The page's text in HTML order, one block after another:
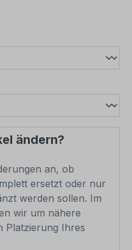
ändern?
an, ob
ersetzt oder nur
werden sollen. Im
wir um nähere
Platzierung Ihres